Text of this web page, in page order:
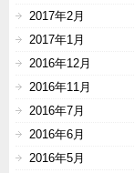
2017年2月
2017年1月
2016年12月
2016年11月
2016年7月
2016年6月
2016年5月